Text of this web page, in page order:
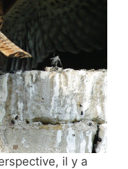
il y a